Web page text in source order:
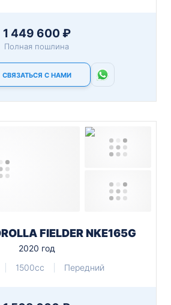
1 449 600 ₽
Полная пошлина
СВЯЗАТЬСЯ С НАМИ
FIELDER NKE165G
2020 год
1500cc Передний